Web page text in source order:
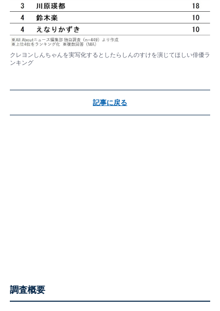
クレヨンしんちゃんを実写化するとしたらしんのすけを演じてほしい俳優ラ
ンキング
記事に戻る
調査概要